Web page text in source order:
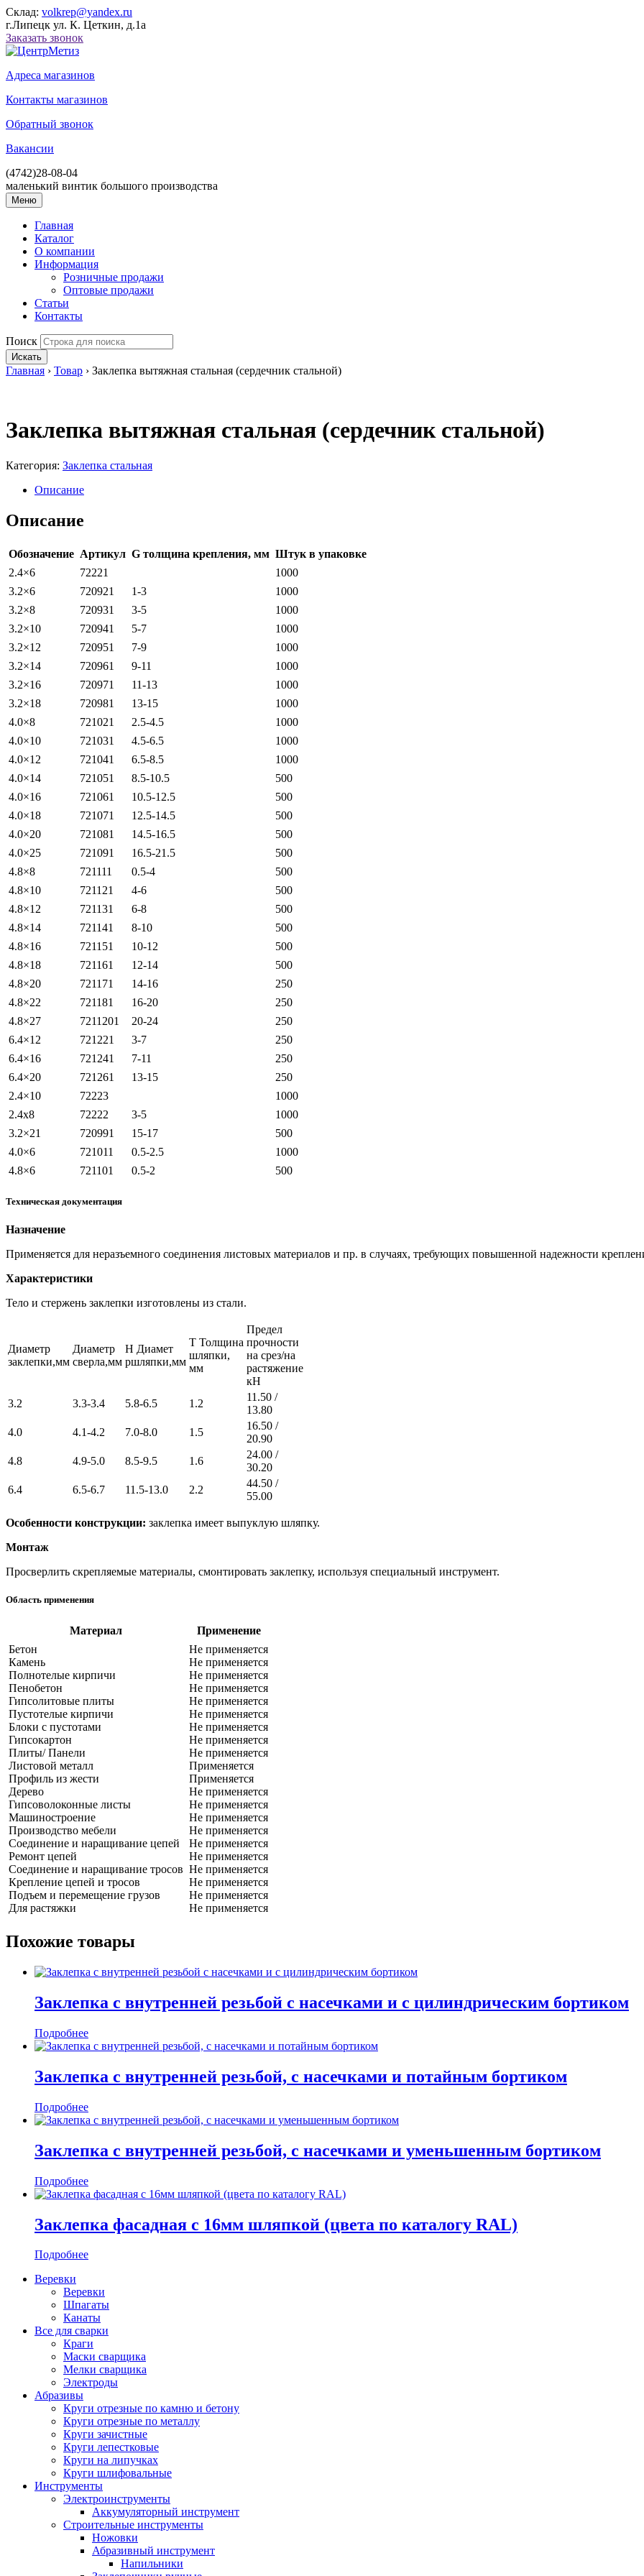
Склад: volkrep@yandex.ru
г.Липецк ул. К. Цеткин, д.1а
Заказать звонок
Адреса магазинов
Контакты магазинов
Обратный звонок
Вакансии
(4742)28-08-04
маленький винтик большого производства
Меню
Главная
Каталог
О компании
Информация
Розничные продажи
Оптовые продажи
Статьи
Контакты
Поиск
Искать
Главная › Товар › Заклепка вытяжная стальная (сердечник стальной)
Заклепка вытяжная стальная (сердечник стальной)
Категория: Заклепка стальная
Описание
Описание
Обозначение Артикул G толщина крепления, мм Штук в упаковке
2.4×6
72221
1000
3.2×6
720921 1-3
1000
3.2×8
720931 3-5
1000
3.2×10
720941 5-7
1000
3.2×12
720951 7-9
1000
3.2×14
720961 9-11
1000
3.2×16
720971 11-13
1000
3.2×18
720981 13-15
1000
4.0×8
721021 2.5-4.5
1000
4.0×10
721031 4.5-6.5
1000
4.0×12
721041 6.5-8.5
1000
4.0×14
721051 8.5-10.5
500
4.0×16
721061 10.5-12.5
500
4.0×18
721071 12.5-14.5
500
4.0×20
721081 14.5-16.5
500
4.0×25
721091 16.5-21.5
500
4.8×8
721111 0.5-4
500
4.8×10
721121 4-6
500
4.8×12
721131 6-8
500
4.8×14
721141 8-10
500
4.8×16
721151 10-12
500
4.8×18
721161 12-14
500
4.8×20
721171 14-16
250
4.8×22
721181 16-20
250
4.8×27
7211201 20-24
250
6.4×12
721221 3-7
250
6.4×16
721241 7-11
250
6.4×20
721261 13-15
250
2.4×10
72223
1000
2.4х8
72222 3-5
1000
3.2×21
720991 15-17
500
4.0×6
721011 0.5-2.5
1000
4.8×6
721101 0.5-2 500
Техническая документация
Назначение
Применяется для неразъемного соединения листовых материалов и пр. в случаях, требующих повышенной надежности
Характеристики
Тело и стержень заклепки изготовлены из стали.
Диаметр
заклепки,мм
Диаметр
сверла,мм
Н Диамет
ршляпки,мм
T Толщина
шляпки,
мм
Предел
прочности
на срез/на
растяжение
кН
3.2
3.3-3.4 5.8-6.5 1.2
11.50 /
13.80
4.0
4.1-4.2 7.0-8.0 1.5
16.50 /
20.90
4.8
4.9-5.0 8.5-9.5 1.6
24.00 /
30.20
6.4
6.5-6.7 11.5-13.0 2.2
44.50 /
55.00
Особенности конструкции: заклепка имеет выпуклую шляпку.
Монтаж
Просверлить скрепляемые материалы, смонтировать заклепку, используя специальный инструмент.
Область применения
Материал
Применение
Бетон
Камень
Полнотелые кирпичи
Пенобетон
Гипсолитовые плиты
Пустотелые кирпичи
Блоки с пустотами
Гипсокартон
Плиты/ Панели
Листовой металл
Профиль из жести
Дерево
Гипсоволоконные листы
Машиностроение
Производство мебели
Соединение и наращивание цепей
Ремонт цепей
Соединение и наращивание тросов
Крепление цепей и тросов
Подъем и перемещение грузов
Для растяжки
Не применяется
Не применяется
Не применяется
Не применяется
Не применяется
Не применяется
Не применяется
Не применяется
Не применяется
Применяется
Применяется
Не применяется
Не применяется
Не применяется
Не применяется
Не применяется
Не применяется
Не применяется
Не применяется
Не применяется
Не применяется
Похожие товары
Заклепка с внутренней резьбой с насечками и с цилиндрическим бортиком
Подробнее
Заклепка с внутренней резьбой, с насечками и потайным бортиком
Подробнее
Заклепка с внутренней резьбой, с насечками и уменьшенным бортиком
Подробнее
Заклепка фасадная с 16мм шляпкой (цвета по каталогу RAL)
Подробнее
Веревки
Веревки
Шпагаты
Канаты
Все для сварки
Краги
Маски сварщика
Мелки сварщика
Электроды
Абразивы
Круги отрезные по камню и бетону
Круги отрезные по металлу
Круги зачистные
Круги лепестковые
Круги на липучках
Круги шлифовальные
Инструменты
Электроинструменты
Аккумуляторный инструмент
Строительные инструменты
Ножовки
Абразивный инструмент
Напильники